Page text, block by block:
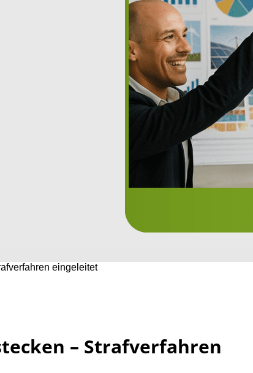
eingeleitet
– Strafverfahren